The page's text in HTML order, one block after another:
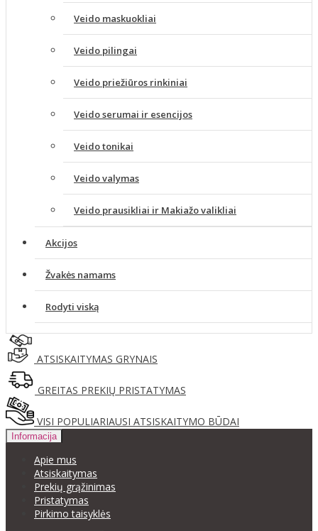
Veido maskuokliai
Veido pilingai
Veido priežiūros rinkiniai
Veido serumai ir esencijos
Veido tonikai
Veido valymas
Veido prausikliai ir Makiažo valikliai
Akcijos
Žvakės namams
Rodyti viską
ATSISKAITYMAS GRYNAIS
GREITAS PREKIŲ PRISTATYMAS
VISI POPULIARIAUSI ATSISKAITYMO BŪDAI
Informacija
Apie mus
Atsiskaitymas
Prekių grąžinimas
Pristatymas
Pirkimo taisyklės